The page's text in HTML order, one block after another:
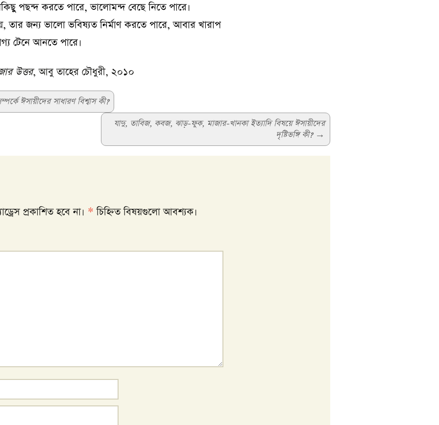
পছন্দ করতে পারে, ভালোমন্দ বেছে নিতে পারে।
তার জন্য ভালো ভবিষ্যত নির্মাণ করতে পারে, আবার খারাপ
টেনে আনতে পারে।
উত্তর, আবু তাহের চৌধুরী, ২০১০
ঈসায়ীদের সাধারণ বিশ্বাস কী?
যাদু, তাবিজ, কবজ, ঝাড়-ফুক, মাজার-খানকা ইত্যাদি বিষয়ে ঈসায়ীদের
দৃষ্টিভঙ্গি কী? →
প্রকাশিত হবে না। * চিহ্নিত বিষয়গুলো আবশ্যক।